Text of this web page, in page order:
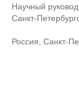
Научный
Санкт-
Россия, Санкт-